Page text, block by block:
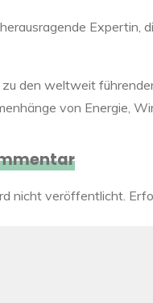
Expertin,
den weltweit
von Energie,
nicht veröffentlicht.